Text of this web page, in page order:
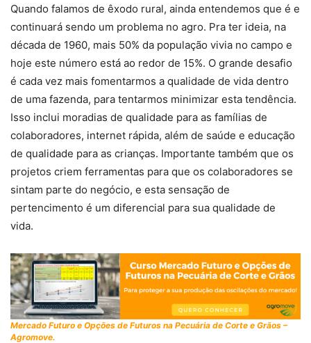
Quando falamos de êxodo rural, ainda entendemos que é e
continuará sendo um problema no agro. Pra ter ideia, na
década de 1960, mais 50% da população vivia no campo e
hoje este número está ao redor de 15%. O grande desafio
é cada vez mais fomentarmos a qualidade de vida dentro
de uma fazenda, para tentarmos minimizar esta tendência.
Isso inclui moradias de qualidade para as famílias de
colaboradores, internet rápida, além de saúde e educação
de qualidade para as crianças. Importante também que os
projetos criem ferramentas para que os colaboradores se
sintam parte do negócio, e esta sensação de
pertencimento é um diferencial para sua qualidade de
vida.
Mercado Futuro e Opções de Futuros na Pecuária de Corte e Grãos –
Agromove.